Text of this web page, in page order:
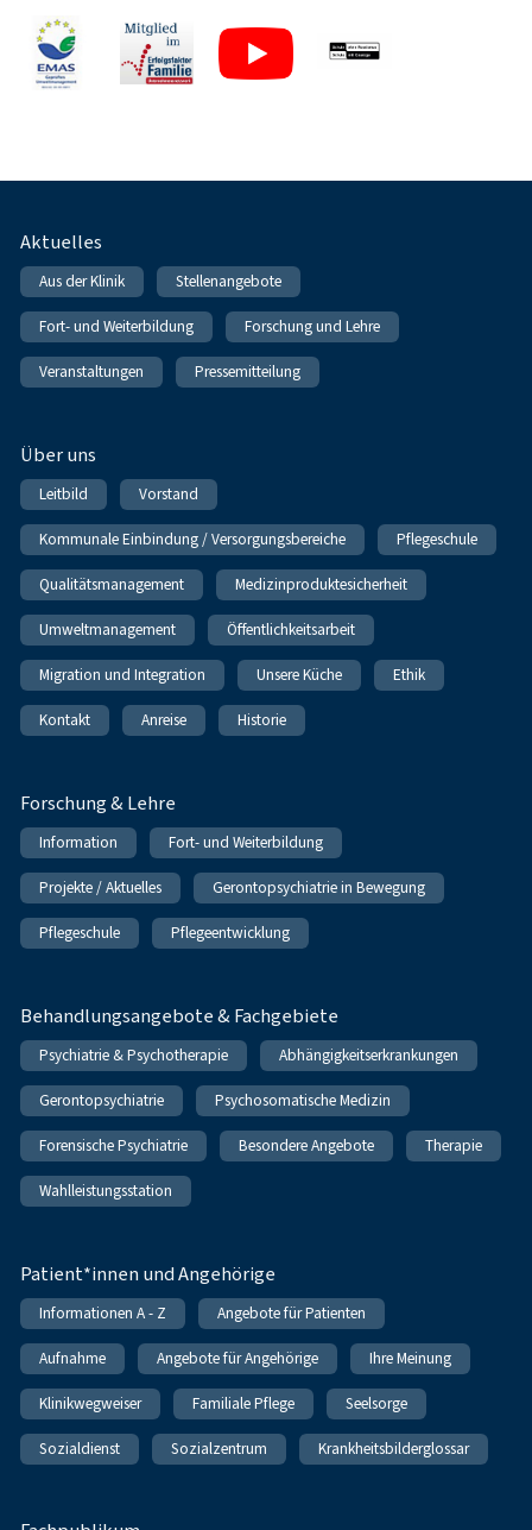
Fußnavigation
Aktuelles
Aus der Klinik Stellenangebote
Fort- und Weiterbildung Forschung und Lehre
Veranstaltungen Pressemitteilung
Über uns
Leitbild Vorstand
Kommunale Einbindung / Versorgungsbereiche Pflegeschule
Qualitätsmanagement Medizinproduktesicherheit
Umweltmanagement Öffentlichkeitsarbeit
Migration und Integration Unsere Küche Ethik
Kontakt Anreise Historie
Forschung & Lehre
Information Fort- und Weiterbildung
Projekte / Aktuelles Gerontopsychiatrie in Bewegung
Pflegeschule Pflegeentwicklung
Behandlungsangebote & Fachgebiete
Psychiatrie & Psychotherapie Abhängigkeitserkrankungen
Gerontopsychiatrie Psychosomatische Medizin
Forensische Psychiatrie Besondere Angebote Therapie
Wahlleistungsstation
Patient*innen und Angehörige
Informationen A - Z Angebote für Patienten
Aufnahme Angebote für Angehörige Ihre Meinung
Klinikwegweiser Familiale Pflege Seelsorge
Sozialdienst Sozialzentrum Krankheitsbilderglossar